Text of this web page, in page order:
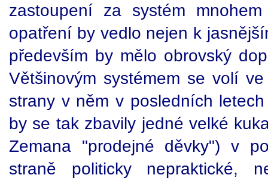
zastoupení za systém
opatření by vedlo nejen k
především by mělo obrovský
Většinovým systémem se volí
strany v něm v posledních
by se tak zbavily jedné velké
Zemana "prodejné děvky") v
straně politicky nepraktické,